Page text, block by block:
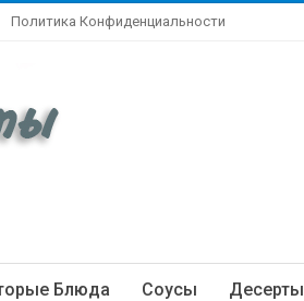
Политика Конфиденциальности
Блюда Соусы Десерты